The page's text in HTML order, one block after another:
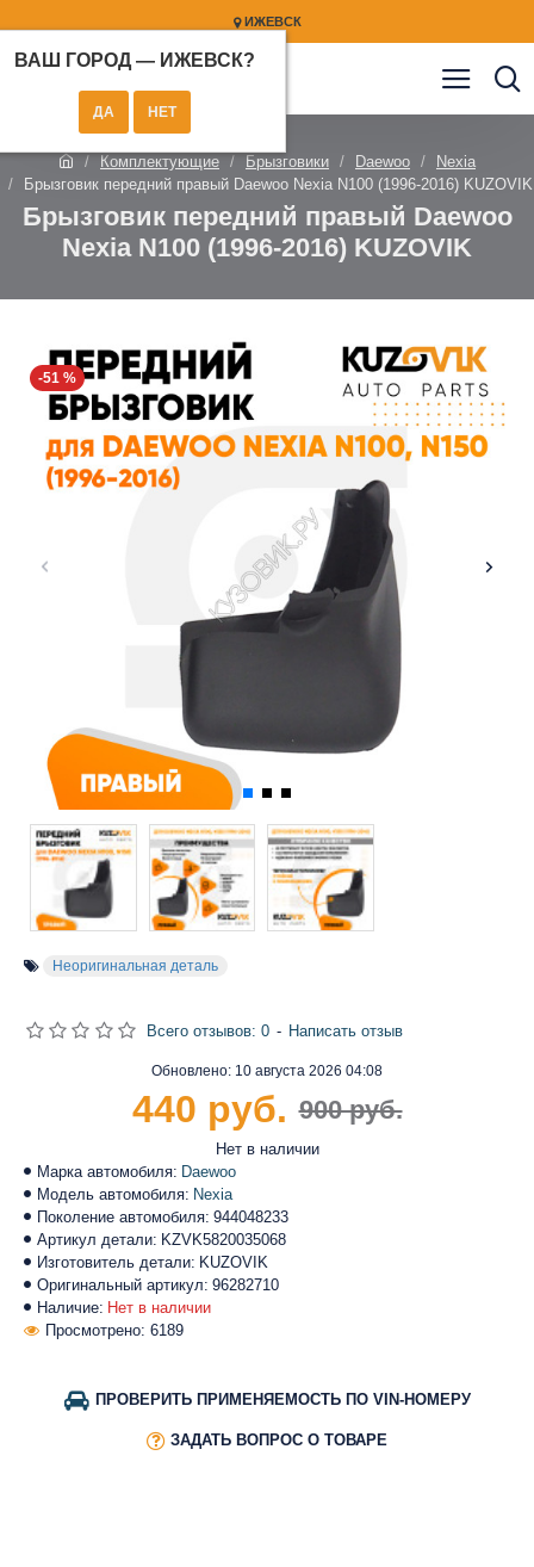
ИЖЕВСК
ВАШ ГОРОД — ИЖЕВСК?
Комплектующие Брызговики Daewoo
Nexia
Брызговик передний правый Daewoo Nexia N100 (1996-2016) KUZOVIK
Брызговик передний правый Daewoo
Nexia N100 (1996-2016) KUZOVIK
-51 %
Неоригинальная деталь
Наличие: Нет в наличии
Марка автомобиля: Daewoo
Модель автомобиля: Nexia
Поколение автомобиля: 944048233
Артикул детали: KZVK5820035068
Изготовитель детали: KUZOVIK
Оригинальный артикул: 96282710
Просмотрено: 6189
Обновлено: 10 августа 2026 04:08
Нет в наличии
Всего отзывов: 0 - Написать отзыв
900 руб.
440 руб.
ПРОВЕРИТЬ ПРИМЕНЯЕМОСТЬ ПО VIN-НОМЕРУ
ЗАДАТЬ ВОПРОС О ТОВАРЕ